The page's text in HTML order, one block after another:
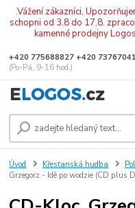
.Vážení zákazníci,
schopni od 3.8 do 17.8.
kamenné prodejny
+420 775688827 +420
(Po-Pá, 9-16 hod.)
Úvod Křesťanská hudba
Grzegorz - Idê po wodzie (CD plus